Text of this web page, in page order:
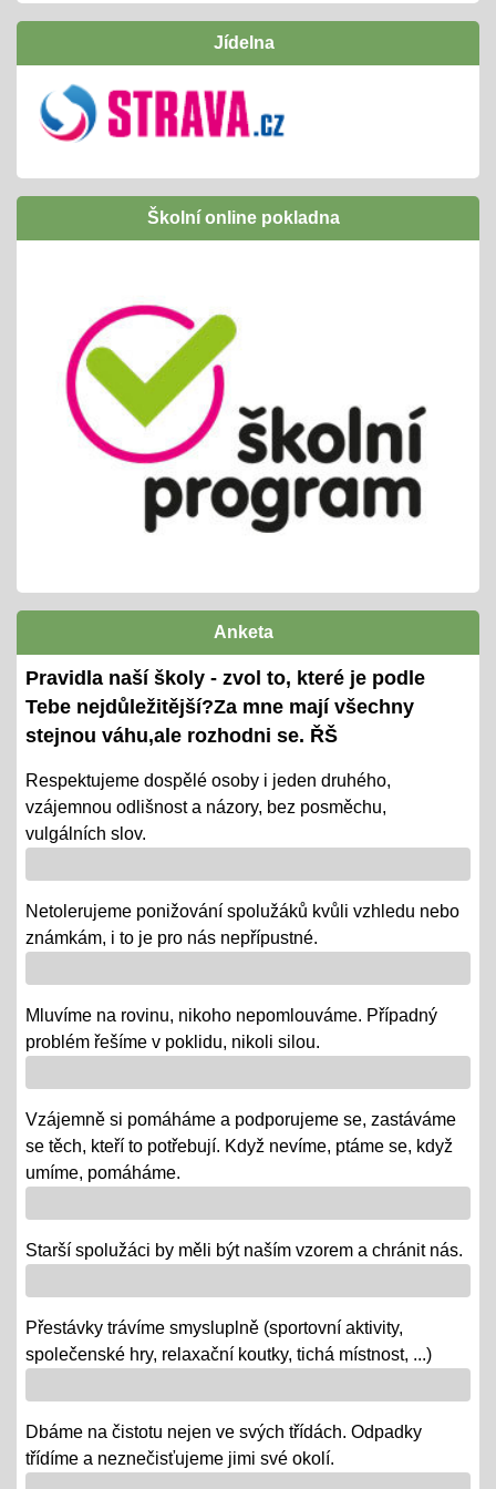
- tradičně si "odpracujeme" vstupenku na interaktivní
Inovativní vzdělávání /Šablony I OPJAK
01.09.2024
následně budeme žádat zapojení do Šablony
II OPJAK
Letní slavnost
25.06.2024
příprava tradiční celoškolní akce
propojeno do vrstevnického vyučování
variabilní termín dle počasí /25. nebo 26.6.
Pololetní zjišťování a vyhodnocování
výstupů ŠVP pro 2. pololetí
Ověřování výstupů vzd. k 1. pololetí
08.01.2024
- tradiční KP a TP od 8. 1. do 22. 1.
- termíny oznámeny na KOMENS
- DRŽÍME PĚSTI
Vánoce - tradiční projektová výuka
01.12.2018
- po celý ADVENT využijeme projektovou výuku v
letos bez JARMARKU, ale s vrstevnickou výukou ve
VV = "MALÍ UČÍ VELKÉ"
08.10.2018
- vědomostní a výtvarné soutěže
- školní rozhlasové vysílání
Výlety tříd, exkurze
12.06.2018
- od 18. 6. se "chystají" třídy za novými poznatky a
"Maturity" - IX.
06.06.2018
Jídelna
Školní online pokladna
Anketa
Pravidla naší školy - zvol to, které je podle
Tebe nejdůležitější?Za mne mají všechny
stejnou váhu,ale rozhodni se. ŘŠ
Respektujeme dospělé osoby i jeden druhého,
vzájemnou odlišnost a názory, bez posměchu,
vulgálních slov.
Netolerujeme ponižování spolužáků kvůli vzhledu nebo
známkám, i to je pro nás nepřípustné.
Mluvíme na rovinu, nikoho nepomlouváme. Případný
problém řešíme v poklidu, nikoli silou.
Vzájemně si pomáháme a podporujeme se, zastáváme
se těch, kteří to potřebují. Když nevíme, ptáme se, když
umíme, pomáháme.
Starší spolužáci by měli být naším vzorem a chránit nás.
Přestávky trávíme smysluplně (sportovní aktivity,
společenské hry, relaxační koutky, tichá místnost, ...)
Dbáme na čistotu nejen ve svých třídách. Odpadky
třídíme a neznečisťujeme jimi své okolí.